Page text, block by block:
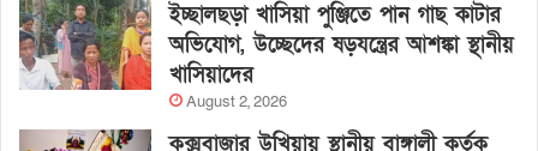
ইচ্ছালছড়া খাসিয়া পুঞ্জিতে পান গাছ কাটার
অভিযোগ, উচ্ছেদের ষড়যন্ত্রের আশঙ্কা স্থানীয়
খাসিয়াদের
August 2, 2026
কক্সবাজার উখিয়ায় স্থানীয় বাঙ্গালী কর্তৃক